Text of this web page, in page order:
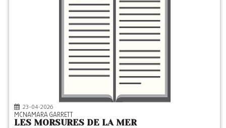
23-04-2026
MCNAMARA GARRETT
LES MORSURES DE LA MER